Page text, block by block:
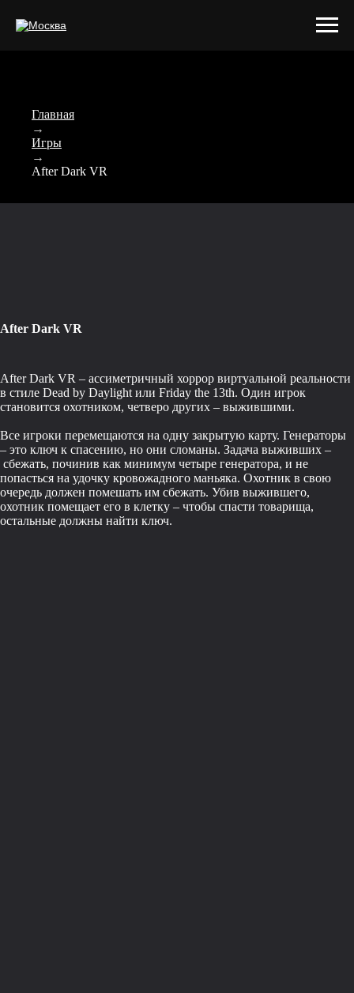
Главная
→
Игры
→
After Dark VR
After Dark VR
After Dark VR – ассиметричный хоррор виртуальной реальности
в стиле Dead by Daylight или Friday the 13th. Один игрок
становится охотником, четверо других – выжившими.
Все игроки перемещаются на одну закрытую карту. Генераторы
– это ключ к спасению, но они сломаны. Задача выживших –
сбежать, починив как минимум четыре генератора, и не
попасться на удочку кровожадного маньяка. Охотник в свою
очередь должен помешать им сбежать. Убив выжившего,
охотник помещает его в клетку – чтобы спасти товарища,
остальные должны найти ключ.